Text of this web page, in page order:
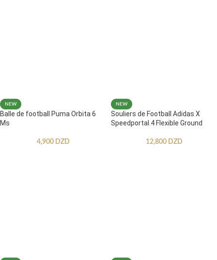
NEW
Balle de football Puma Orbita 6
Ms
4,900 DZD
NEW
Souliers de Football Adidas X
Speedportal.4 Flexible Ground
12,800 DZD